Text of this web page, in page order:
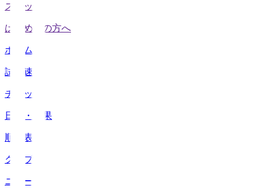
スタッツ
はじめての方へ
ホーム
試合速報
チケット
日程・結果
順位表
クラブ
ニュース